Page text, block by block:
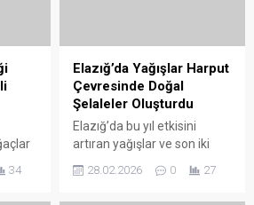
34
Elazığ’da Yağışlar Harput
Çevresinde Doğal
Şelaleler Oluşturdu
Elazığ’da bu yıl etkisini
artıran yağışlar ve son iki
eden kar yağışı, yüksek
28.02.2026 0 27